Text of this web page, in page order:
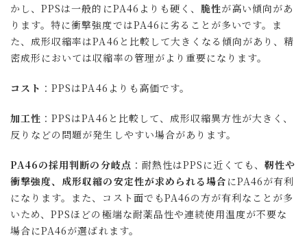
かし、PPSは一般的にPA46よりも硬く、 脆性が高い傾向があ
ります。特に衝撃強度ではPA46に劣ることが多いです。ま
た、成形収縮率はPA46と比較して大きくなる傾向があり、精
密成形においては収縮率の管理がより重要になります。
コスト ：PPSはPA46よりも高価です。
加工性 ：PPSはPA46と比較して、成形収縮異方性が大きく、
反りなどの問題が発生しやすい場合があります。
PA46の採用判断の分岐点 ：耐熱性はPPSに近くても、靭性や
衝撃強度、成形収縮の安定性が求められる場合 にPA46が有利
になります。また、コスト面でもPA46の方が有利なことが多
いため、PPSほどの極端な耐薬品性や連続使用温度が不要な
場合にPA46が選ばれます。